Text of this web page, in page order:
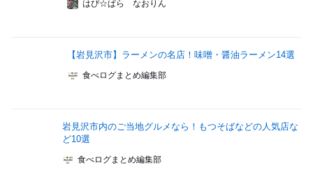
はぴ☆ぱら なおりん
【岩見沢市】ラーメンの名店！味噌・醤油ラーメン14選
食べログまとめ編集部
岩見沢市内のご当地グルメなら！もつそばなどの人気店な
ど10選
食べログまとめ編集部